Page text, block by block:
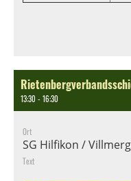
13:30 - 16:30
Ort
SG Hilfikon /
Text